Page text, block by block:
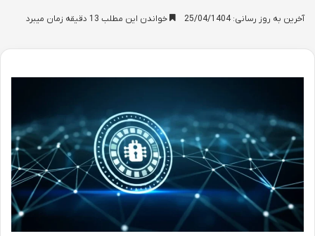
آخرین به روز رسانی: 25/04/1404 خواندن این مطلب 13 دقیقه زمان میبرد